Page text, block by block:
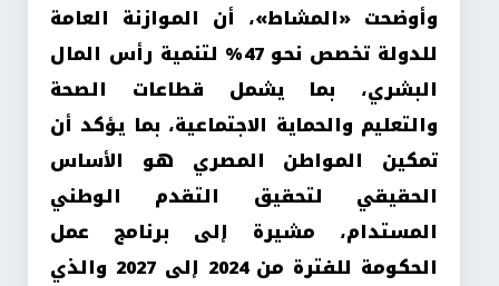
وأوضحت «المشاط»، أن الموازنة العامة
للدولة تخصص نحو 47% لتنمية رأس المال
البشري، بما يشمل قطاعات الصحة
والتعليم والحماية الاجتماعية، بما يؤكد أن
تمكين المواطن المصري هو الأساس
الحقيقي لتحقيق التقدم الوطني
المستدام، مشيرة إلى برنامج عمل
الحكومة للفترة من 2024 إلى 2027 والذي